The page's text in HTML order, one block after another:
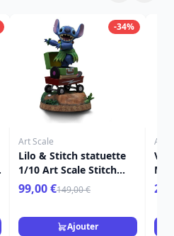
-34%
Art Scale
Lilo & Stitch statuette
1/10 Art Scale Stitch
Hula 17 cm
99,00 €149,00 €
Ajouter
Art